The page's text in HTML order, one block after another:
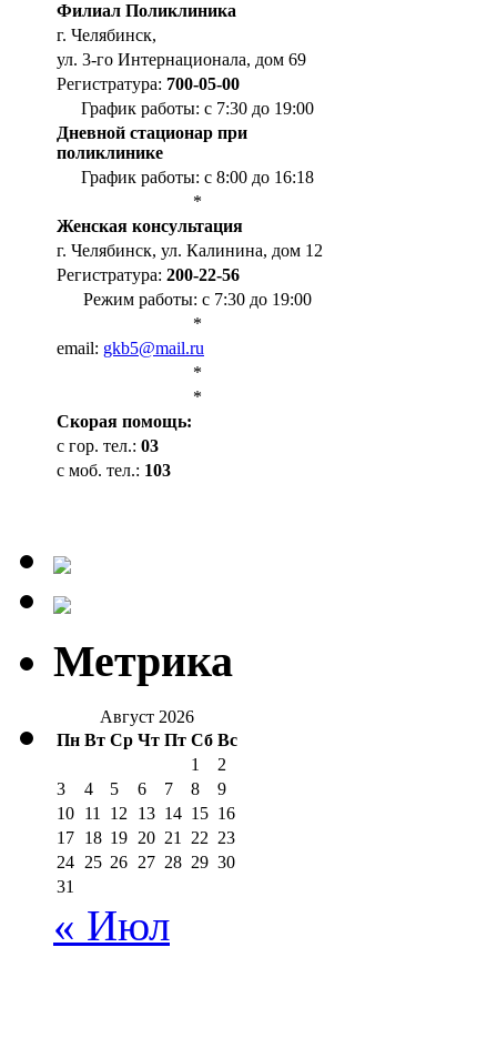
Филиал Поликлиника
г. Челябинск,
ул. 3-го Интернационала, дом 69
Регистратура: 700-05-00
График работы: с 7:30 до 19:00
Дневной стационар при
поликлинике
График работы: с 8:00 до 16:18
*
Женская консультация
г. Челябинск, ул. Калинина, дом 12
Регистратура: 200-22-56
Режим работы: с 7:30 до 19:00
*
email: gkb5@mail.ru
*
*
Cкорая помощь:
с гор. тел.: 03
с моб. тел.: 103
Метрика
Август 2026
Пн Вт Ср Чт Пт Сб Вс
1
2
3
4 5 6 7 8
9
10 11 12 13 14 15 16
17 18 19 20 21 22 23
24 25 26 27 28 29 30
31
« Июл